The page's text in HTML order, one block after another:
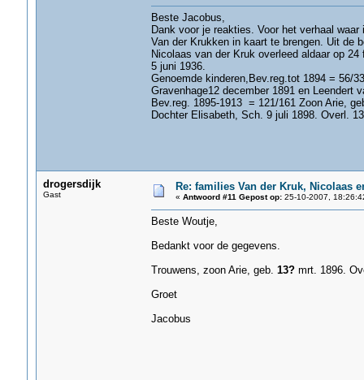
Beste Jacobus,
Dank voor je reakties. Voor het verhaal
Van der Krukken in kaart te brengen. Uit de
Nicolaas van der Kruk overleed aldaar op
5 juni 1936.
Genoemde kinderen,Bev.reg.tot 1894 = 56/
Gravenhage12 december 1891 en Leendert
Bev.reg. 1895-1913 = 121/161 Zoon Arie,
Dochter Elisabeth, Sch. 9 juli 1898. Overl.
drogersdijk
Gast
Re: families Van der Kruk, Nicolaas
« Antwoord #11 Gepost op:25-10-2007,
Beste Woutje,
Bedankt voor de gegevens.
Trouwens, zoon Arie, geb. 13?mrt. 1896.
Groet
Jacobus